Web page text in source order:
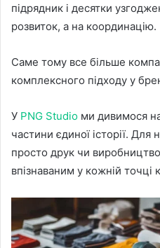
підрядник і десятки
розвиток, а на координацію.
Саме тому все більше
комплексного підходу у
У PNG Studio ми дивимося
частини єдиної історії.
просто друк чи
впізнаваним у кожній точці